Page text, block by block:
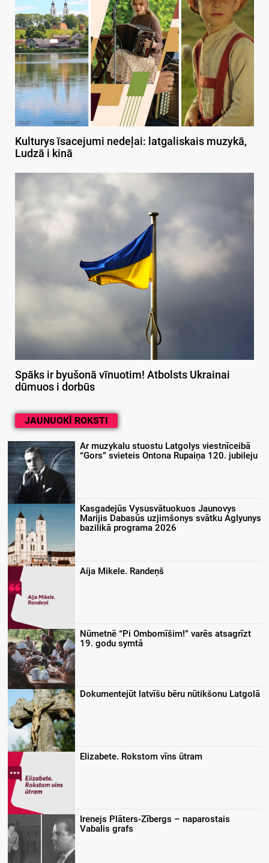
Kulturys īsacejumi nedeļai: latgaliskais muzykā,
Ludzā i kinā
Spāks ir byušonā vīnuotim! Atbolsts Ukrainai
dūmuos i dorbūs
JAUNUOKĪ ROKSTI
Ar muzykalu stuostu Latgolys viestnīceibā
“Gors” svieteis Ontona Rupaiņa 120. jubileju
Kasgadejūs Vysusvātuokuos Jaunovys
Marijis Dabasūs uzjimšonys svātku Aglyunys
bazilikā programa 2026
Aija Mikele. Randeņš
Nūmetnē “Pi Ombomīšim!” varēs atsagrīzt
19. godu symtā
Dokumentejūt latvīšu bēru nūtikšonu Latgolā
Elizabete. Rokstom vīns ūtram
Irenejs Plāters-Zībergs – naparostais
Vabalis grafs